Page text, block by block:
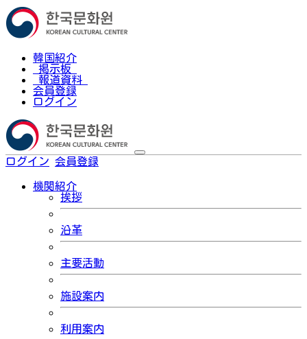
韓国紹介
掲示板
報道資料
会員登録
ログイン
ログイン 会員登録
機関紹介
挨拶
沿革
主要活動
施設案内
利用案内